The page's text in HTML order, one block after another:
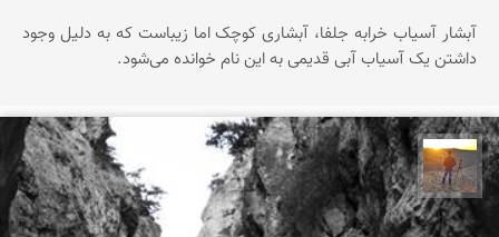
آبشار آسیاب خرابه جلفا، آبشاری کوچک اما زیباست که به دلیل وجود
داشتن یک آسیاب آبی قدیمی به این نام خوانده می‌شود.
مهدی مخلصیان